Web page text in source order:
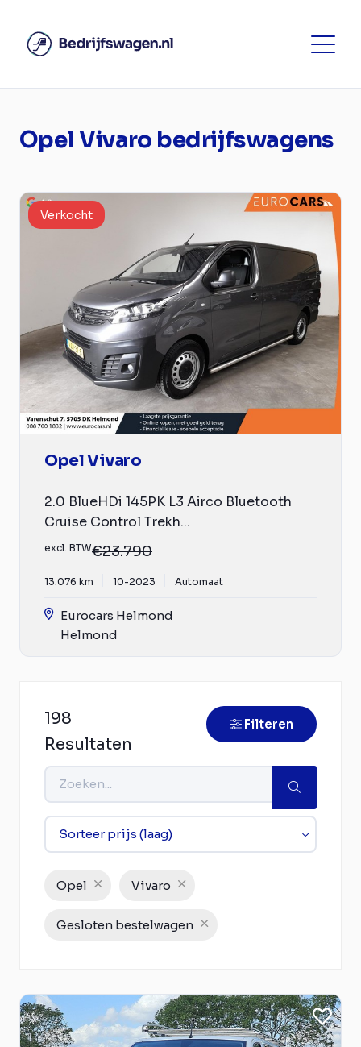
Opel Vivaro bedrijfswagens
Verkocht
Opel Vivaro
2.0 BlueHDi 145PK L3 Airco Bluetooth
Cruise Control Trekh...
excl. BTW€23.790
13.076 km 10-2023 Automaat
Eurocars Helmond
Helmond
198
Resultaten
Filteren
Opel Vivaro
Gesloten bestelwagen